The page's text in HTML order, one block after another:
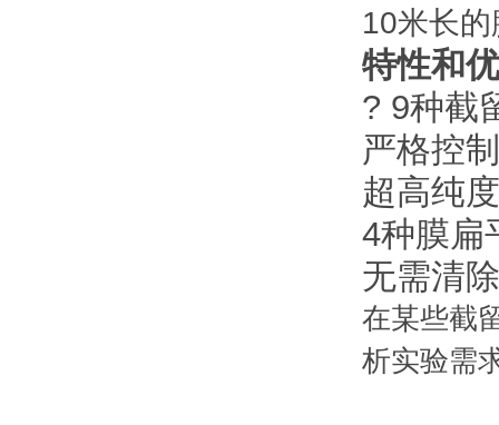
10米长
特性和
? 9种截
严格控
超高纯
4种膜扁
无需清
在某些截
析实验需